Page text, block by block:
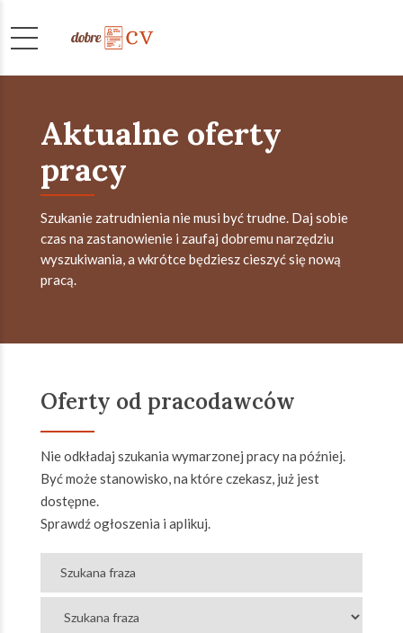
Aktualne oferty
pracy
Szukanie zatrudnienia nie musi być trudne. Daj sobie
czas na zastanowienie i zaufaj dobremu narzędziu
wyszukiwania, a wkrótce będziesz cieszyć się nową
pracą.
Oferty od pracodawców
Nie odkładaj szukania wymarzonej pracy na później.
Być może stanowisko, na które czekasz, już jest
dostępne.
Sprawdź ogłoszenia i aplikuj.